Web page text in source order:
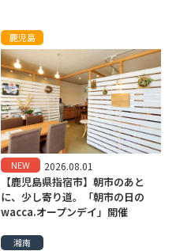
鹿児島
NEW 2026.08.01
【鹿児島県指宿市】朝市のあと
に、少し寄り道。「朝市の日の
wacca.オープンデイ」開催
湘南